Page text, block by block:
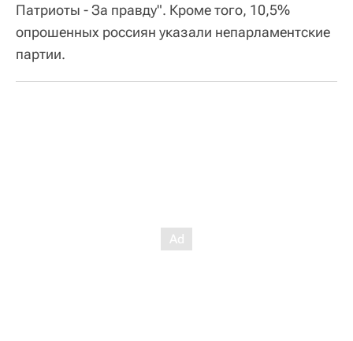
Патриоты - За правду". Кроме того, 10,5%
опрошенных россиян указали непарламентские
партии.